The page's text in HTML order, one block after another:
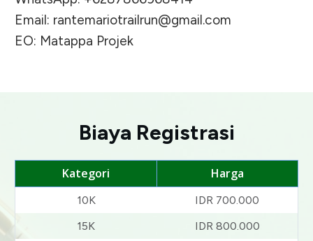
Email: rantemariotrailrun@gmail.com
EO: Matappa Projek
Biaya Registrasi
Kategori Harga
10K
IDR 700.000
15K
IDR 800.000